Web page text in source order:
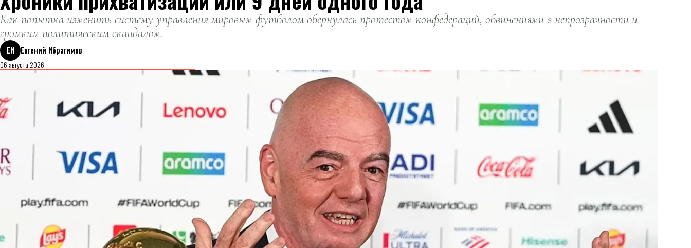
Как попытка изменить систему управления мировым футболом обернулась протестом конфедераций, обвинениями в непрозрачности и
громким политическим скандалом.
ЕИ
Евгений Ибрагимов
06 августа 2026